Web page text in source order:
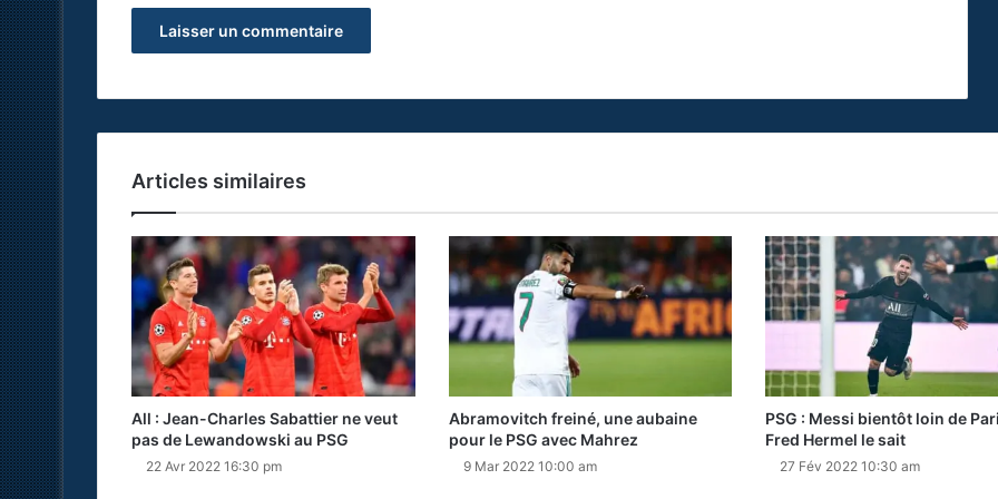
Articles similaires
All : Jean-Charles Sabattier ne veut
pas de Lewandowski au PSG
22 Avr 2022 16:30 pm
Abramovitch freiné, une aubaine
pour le PSG avec Mahrez
9 Mar 2022 10:00 am
PSG : Messi bientôt loin de
Fred Hermel le sait
27 Fév 2022 10:30 am